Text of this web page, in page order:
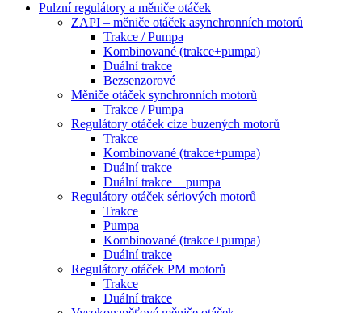
Pulzní regulátory a měniče otáček
ZAPI – měniče otáček asynchronních motorů
Trakce / Pumpa
Kombinované (trakce+pumpa)
Duální trakce
Bezsenzorové
Měniče otáček synchronních motorů
Trakce / Pumpa
Regulátory otáček cize buzených motorů
Trakce
Kombinované (trakce+pumpa)
Duální trakce
Duální trakce + pumpa
Regulátory otáček sériových motorů
Trakce
Pumpa
Kombinované (trakce+pumpa)
Duální trakce
Regulátory otáček PM motorů
Trakce
Duální trakce